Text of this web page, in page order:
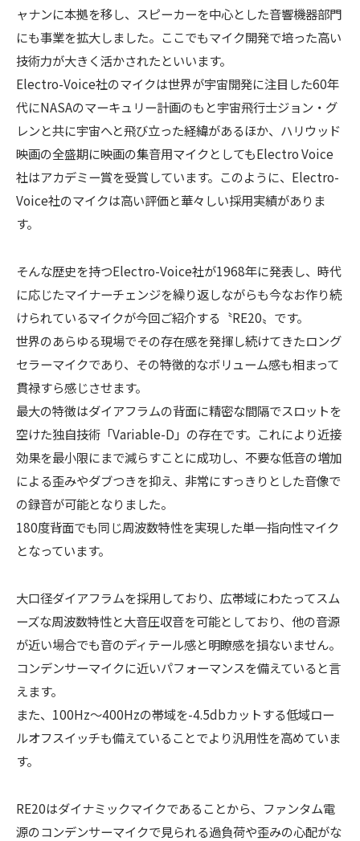
ャナンに本拠を移し、スピーカーを中心とした音響機器部門
にも事業を拡大しました。ここでもマイク開発で培った高い
技術力が大きく活かされたといいます。
Electro-Voice社のマイクは世界が宇宙開発に注目した60年
代にNASAのマーキュリー計画のもと宇宙飛行士ジョン・グ
レンと共に宇宙へと飛び立った経緯があるほか、ハリウッド
映画の全盛期に映画の集音用マイクとしてもElectro Voice
社はアカデミー賞を受賞しています。このように、Electro-
Voice社のマイクは高い評価と華々しい採用実績がありま
す。
そんな歴史を持つElectro-Voice社が1968年に発表し、時代
に応じたマイナーチェンジを繰り返しながらも今なお作り続
けられているマイクが今回ご紹介する〝RE20〟です。
世界のあらゆる現場でその存在感を発揮し続けてきたロング
セラーマイクであり、その特徴的なボリューム感も相まって
貫禄すら感じさせます。
最大の特徴はダイアフラムの背面に精密な間隔でスロットを
空けた独自技術「Variable-D」の存在です。これにより近接
効果を最小限にまで減らすことに成功し、不要な低音の増加
による歪みやダブつきを抑え、非常にすっきりとした音像で
の録音が可能となりました。
180度背面でも同じ周波数特性を実現した単一指向性マイク
となっています。
大口径ダイアフラムを採用しており、広帯域にわたってスム
ーズな周波数特性と大音圧収音を可能としており、他の音源
が近い場合でも音のディテール感と明瞭感を損ないません。
コンデンサーマイクに近いパフォーマンスを備えていると言
えます。
また、100Hz～400Hzの帯域を-4.5dbカットする低域ロー
ルオフスイッチも備えていることでより汎用性を高めていま
す。
RE20はダイナミックマイクであることから、ファンタム電
源のコンデンサーマイクで見られる過負荷や歪みの心配がな